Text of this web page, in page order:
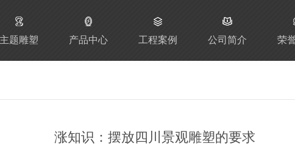
主题雕塑 产品中心 工程案例 公司简介 荣
涨知识：摆放四川景观雕塑的要求